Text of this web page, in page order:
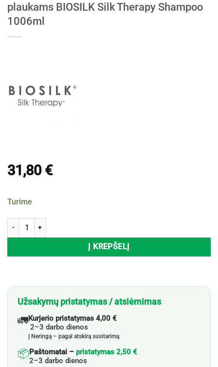
plaukams BIOSILK Silk Therapy Shampoo
1006ml
31,80 €
Turime
produkto kiekis: Atstatomasis šampūnas visų tipų plaukams
Į KREPŠELĮ
Užsakymų pristatymas / atsiėmimas
🚛Kurjerio pristatymas 4,00 €
2–3 darbo dienos
Į Neringą – pagal atskirą susitarimą
📦Paštomatai – pristatymas 2,50 €
2–3 darbo dienos